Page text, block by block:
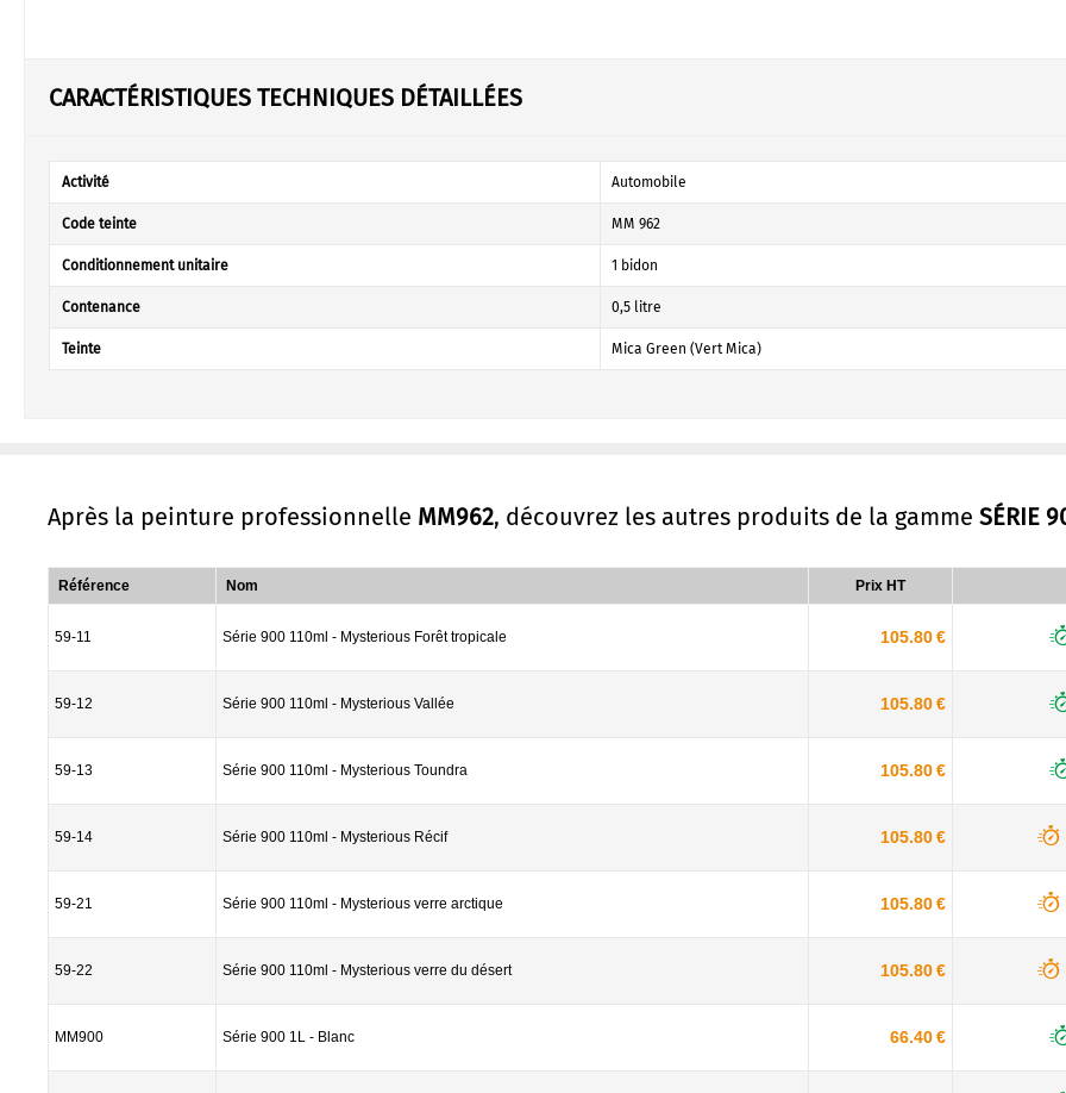
CARACTÉRISTIQUES TECHNIQUES DÉTAILLÉES
Activité Automobile
Code teinte MM 962
Conditionnement unitaire 1 bidon
Contenance 0,5 litre
Teinte Mica Green (Vert Mica)
Après la peinture professionnelle MM962, découvrez les autres produits de la gamme SÉRIE
Référence Nom Prix HT
59-11 Série 900 110ml - Mysterious Forêt tropicale 105.80 €
59-12 Série 900 110ml - Mysterious Vallée 105.80 €
59-13 Série 900 110ml - Mysterious Toundra 105.80 €
59-14 Série 900 110ml - Mysterious Récif 105.80 €
59-21 Série 900 110ml - Mysterious verre arctique 105.80 €
59-22 Série 900 110ml - Mysterious verre du désert 105.80 €
MM900 Série 900 1L - Blanc 66.40 €